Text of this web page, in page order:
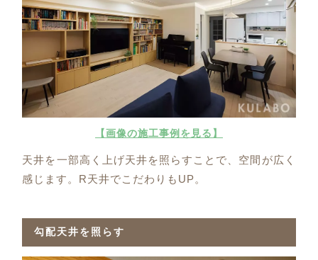
【画像の施工事例を見る】
天井を一部高く上げ天井を照らすことで、空間が広く
感じます。R天井でこだわりもUP。
勾配天井を照らす